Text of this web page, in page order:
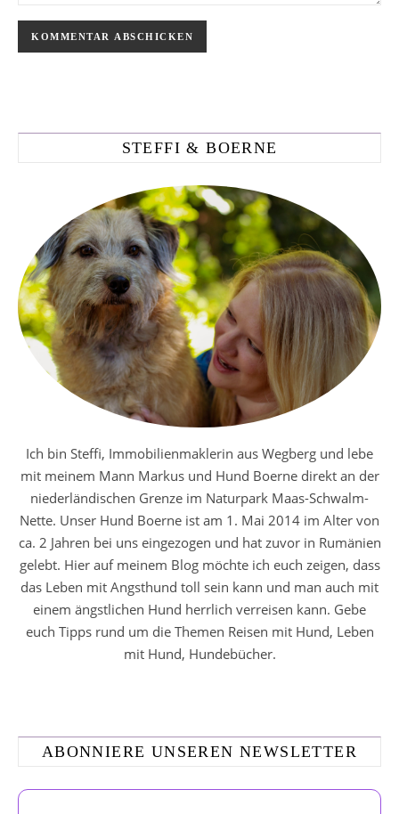
STEFFI & BOERNE
Ich bin Steffi, Immobilienmaklerin aus Wegberg und lebe
mit meinem Mann Markus und Hund Boerne direkt an der
niederländischen Grenze im Naturpark Maas-Schwalm-
Nette. Unser Hund Boerne ist am 1. Mai 2014 im Alter von
ca. 2 Jahren bei uns eingezogen und hat zuvor in Rumänien
gelebt. Hier auf meinem Blog möchte ich euch zeigen, dass
das Leben mit Angsthund toll sein kann und man auch mit
einem ängstlichen Hund herrlich verreisen kann. Gebe
euch Tipps rund um die Themen Reisen mit Hund, Leben
mit Hund, Hundebücher.
ABONNIERE UNSEREN NEWSLETTER